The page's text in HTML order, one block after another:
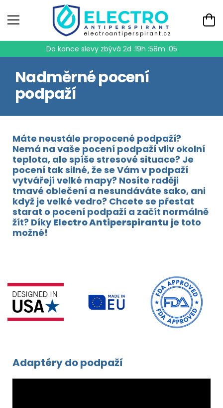
electroantiperspirant.cz
Do konce slevy zbývá 2d :19h :58m :05
Nadměrné pocení
podpaží
Máte neustále propocené podpaží?
Nemá na vaše pocení podpaží vliv okolní
teplota, ale spíše stresové situace? Je
pocení tak silné, že se Vám v podpaží
vytvářejí velké mapy? Nosíte raději
tmavé oblečení a nesundáváte sako, ani
když je velké vedro? Chcete se přestat
starat o pocení podpaží a začít normálně
žít? DíkyElectro Antiperspirantu je toto
možné!
Adaptéry do podpaží